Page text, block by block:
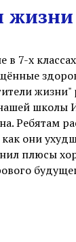
жизни
в 7-х
жизни"
школы
Ребятам
они
плюсы